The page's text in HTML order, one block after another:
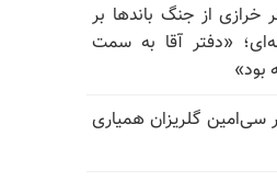
خرازی از جنگ باندها بر
«دفتر آقا به سمت
بود»
سی‌امین گلریزان همیاری